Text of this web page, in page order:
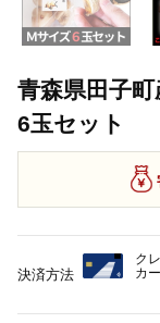
青森県田子
6玉セット
決済方法
ク
カ